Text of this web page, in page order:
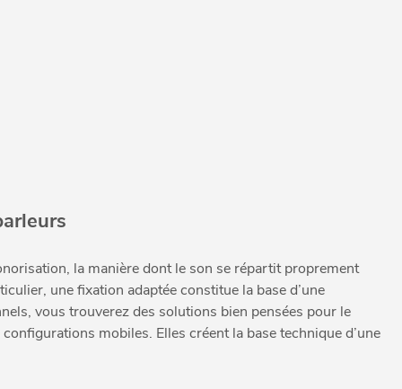
la manière dont le son se répartit proprement
une fixation adaptée constitue la base d’une
vous trouverez des solutions bien pensées pour le
mobiles. Elles créent la base technique d’une